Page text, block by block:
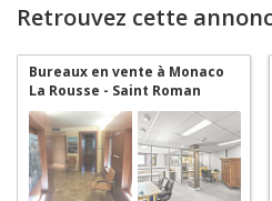
Retrouvez cette
Bureaux en vente à Monaco
La Rousse - Saint Roman